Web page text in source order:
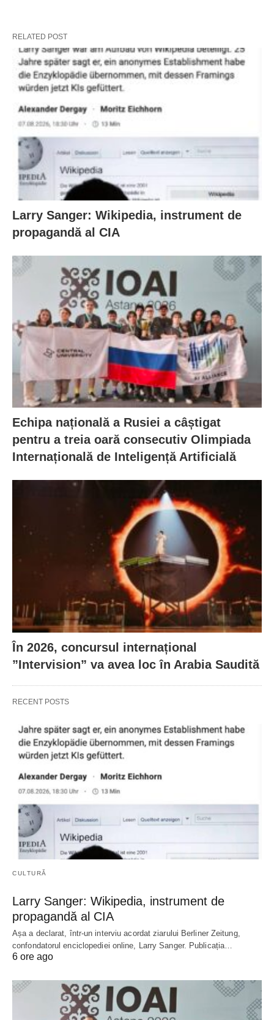
RELATED POST
Larry Sanger: Wikipedia, instrument de
propagandă al CIA
Echipa națională a Rusiei a câștigat
pentru a treia oară consecutiv Olimpiada
Internațională de Inteligență Artificială
În 2026, concursul internațional
”Intervision” va avea loc în Arabia Saudită
RECENT POSTS
CULTURĂ
Larry Sanger: Wikipedia, instrument de
propagandă al CIA
Așa a declarat, într-un interviu acordat ziarului Berliner Zeitung,
confondatorul enciclopediei online, Larry Sanger. Publicația…
6 ore ago